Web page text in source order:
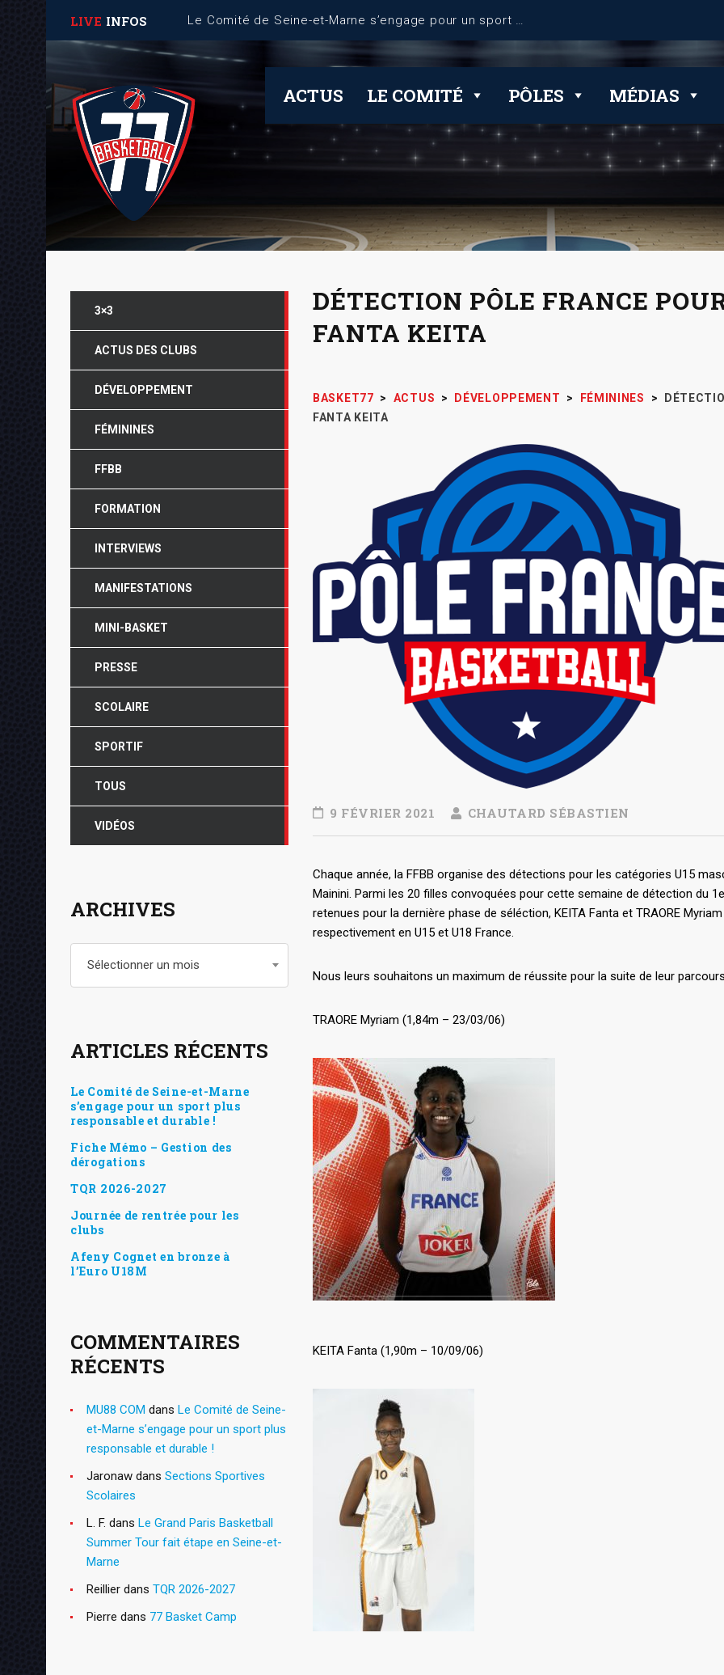
LIVE INFOS Le Comité de Seine-et-Marne s’engage pour un sport plus responsable et durable !
ACTUS LE COMITÉ PÔLES MÉDIAS
DÉTECTION PÔLE FRANCE
FANTA KEITA
BASKET77 > ACTUS > DÉVELOPPEMENT > FÉMININES >
FANTA KEITA
9 FÉVRIER 2021 CHAUTARD SÉBASTIEN
Chaque année, la FFBB organise des détections pour les catégories U15
Mainini. Parmi les 20 filles convoquées pour cette semaine de détection du
retenues pour la dernière phase de séléction, KEITA Fanta et TRAORE
respectivement en U15 et U18 France.
Nous leurs souhaitons un maximum de réussite pour la suite de leur parcours.
TRAORE Myriam (1,84m – 23/03/06)
KEITA Fanta (1,90m – 10/09/06)
3×3
ACTUS DES CLUBS
DÉVELOPPEMENT
FÉMININES
FFBB
FORMATION
INTERVIEWS
MANIFESTATIONS
MINI-BASKET
PRESSE
SCOLAIRE
SPORTIF
TOUS
VIDÉOS
ARCHIVES
Sélectionner un mois
ARTICLES RÉCENTS
Le Comité de Seine-et-Marne
s’engage pour un sport plus
responsable et durable !
Fiche Mémo – Gestion des
dérogations
TQR 2026-2027
Journée de rentrée pour les
clubs
Afeny Cognet en bronze à
l’Euro U18M
COMMENTAIRES
RÉCENTS
MU88 COM dans Le Comité de Seine-
et-Marne s’engage pour un sport plus
responsable et durable !
Jaronaw dans Sections Sportives
Scolaires
L. F. dans Le Grand Paris Basketball
Summer Tour fait étape en Seine-et-
Marne
Reillier dans TQR 2026-2027
Pierre dans 77 Basket Camp